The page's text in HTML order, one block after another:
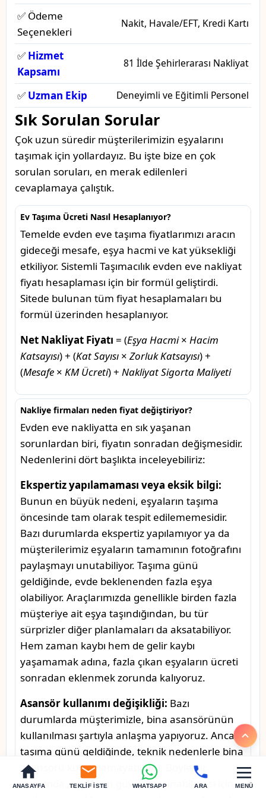
ANASAYFA TEKLIF İSTE WHATSAPP ARA MENÜ
✅ Ödeme
Seçenekleri
Nakit, Havale/EFT, Kredi Kartı
✅ Hizmet
Kapsamı
81 İlde Şehirlerarası Nakliyat
✅ Uzman Ekip Deneyimli ve Eğitimli Personel
Sık Sorulan Sorular
Çok uzun süredir müşterilerimizin eşyalarını
taşımak için yollardayız. Bu işte bize en çok
sorulan soruları, en merak edilenleri
cevaplamaya çalıştık.
Ev Taşıma Ücreti Nasıl Hesaplanıyor?
Temelde evden eve taşıma fiyatlarımızı aracın
gideceği mesafe, eşya hacmi ve kat yüksekliği
etkiliyor. Sistemli Taşımacılık evden eve nakliyat
fiyatı hesaplaması için bir formül geliştirdi.
Sitede bulunan tüm fiyat hesaplamaları bu
formül üzerinden hesaplanıyor.
Net Nakliyat Fiyatı = (Eşya Hacmi× Hacim
Katsayısı) + (Kat Sayısı × Zorluk Katsayısı) +
(Mesafe × KM Ücreti) + Nakliyat Sigorta Maliyeti
Nakliye firmaları neden fiyat değiştiriyor?
Evden eve nakliyatta en sık yaşanan
sorunlardan biri, fiyatın sonradan değişmesidir.
Nedenlerini dört başlıkta inceleyebiliriz:
Ekspertiz yapılamaması veya eksik bilgi:
Bunun en büyük nedeni, eşyaların taşıma
öncesinde tam olarak tespit edilememesidir.
Bazı durumlarda ekspertiz yapılamıyor ya da
müşterilerimiz eşyaların tamamının fotoğrafını
paylaşmayı unutabiliyor. Taşıma günü
geldiğinde, evde beklenenden fazla eşya
olabiliyor. Araçlarımızda genellikle birden fazla
müşteriye ait eşya taşındığından, bu tür
sürprizler diğer planlamaları da aksatabiliyor.
Hem zaman kaybı hem de gelir kaybı
yaşamamak adına, fazla çıkan eşyaların ücreti
sonradan eklenmek zorunda kalıyoruz.
Asansör kullanımı değişikliği: Bazı
durumlarda müşterimizle, bina asansörünün
kullanılması şartıyla anlaşma yapıyoruz. Ancak
taşıma günü geldiğinde, teknik nedenlerle bina
asansörü kullanılamayabiliyor. Böyle bir
durumda, eşyaların güvenli taşınabilmesi için